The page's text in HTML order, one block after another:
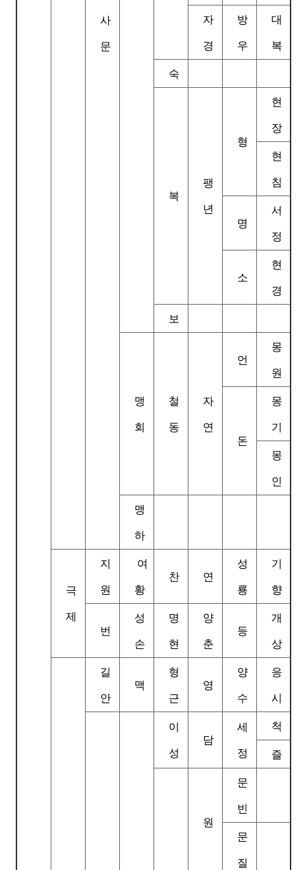
사
문
자
경
방
우
대
복
숙
복
팽
년
형
현
장
현
침
명
서
정
소
현
경
보
맹
회
철
동
자
연
언
몽
원
돈
몽
기
몽
인
맹
하
극
제
지
원
여
황
찬 연
성
룡
기
향
번
성
손
명
현
양
춘
등
개
상
길
안
맥
형
근
영
양
수
응
시
이
성
담
세
정
척
즐
원
문
빈
문
질